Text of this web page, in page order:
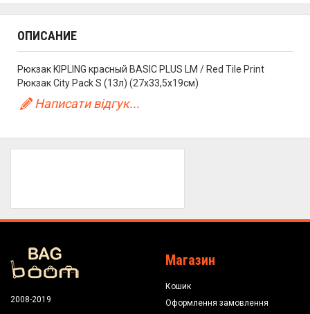
ОПИСАНИЕ
Рюкзак KIPLING красный BASIC PLUS LM / Red Tile Print
Рюкзак City Pack S (13л) (27x33,5x19см)
Написати відгук...
2008-2019
Магазин
Кошик
Оформлення замовлення